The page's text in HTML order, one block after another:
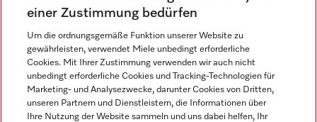
Newsletter
Sprache
einer Zustimmung bedürfen
Um die ordnungsgemäße Funktion unserer Website zu
gewährleisten, verwendet Miele unbedingt erforderliche
Cookies. Mit Ihrer Zustimmung verwenden wir auch nicht
unbedingt erforderliche Cookies und Tracking-Technologien für
Marketing- und Analysezwecke, darunter Cookies von Dritten,
unseren Partnern und Dienstleistern, die Informationen über
Ihre Nutzung der Website sammeln und uns dabei helfen, Ihr